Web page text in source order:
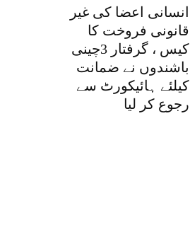
انسانی اعضا کی غیر
قانونی فروخت کا
کیس ، گرفتار 3چینی
باشندوں نے ضمانت
کیلئے ہائیکورٹ سے
رجوع کر لیا